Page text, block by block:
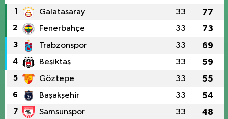
1 Galatasaray 33 77
2 Fenerbahçe 33 73
3 Trabzonspor 33 69
4 Beşiktaş 33 59
5 Göztepe 33 55
6 Başakşehir 33 54
7 Samsunspor 33 48